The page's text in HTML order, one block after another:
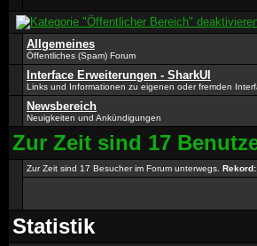
Allgemeines
Öffentliches (Spam) Forum
Interface Erweiterungen - SharkUI
Links und Informationen zu eigenen oder fremden
Newsbereich
Neuigkeiten und Ankündigungen
Zur Zeit sind 17
Zur Zeit sind 17 Besucher im Forum unterwegs. Rekord:
Statistik